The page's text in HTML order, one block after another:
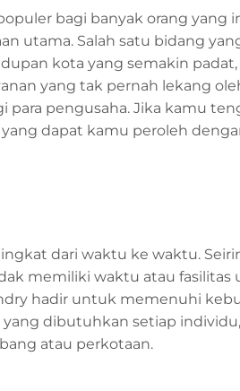
bagi banyak orang
utama. Salah satu bidang
kota yang semakin
yang tak pernah lekang
para pengusaha. Jika kamu
dapat kamu peroleh
dari waktu ke waktu.
memiliki waktu atau
hadir untuk memenuhi
yang dibutuhkan setiap
atau perkotaan.